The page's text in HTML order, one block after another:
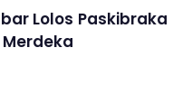
Lolos Paskibraka